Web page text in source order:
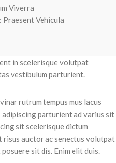
Viverra
Praesent Vehicula
in scelerisque volutpat
vestibulum parturient.
rutrum tempus mus lacus
parturient ad varius sit
sit scelerisque dictum
risus auctor ac senectus volutpat
sit dis. Enim elit duis.